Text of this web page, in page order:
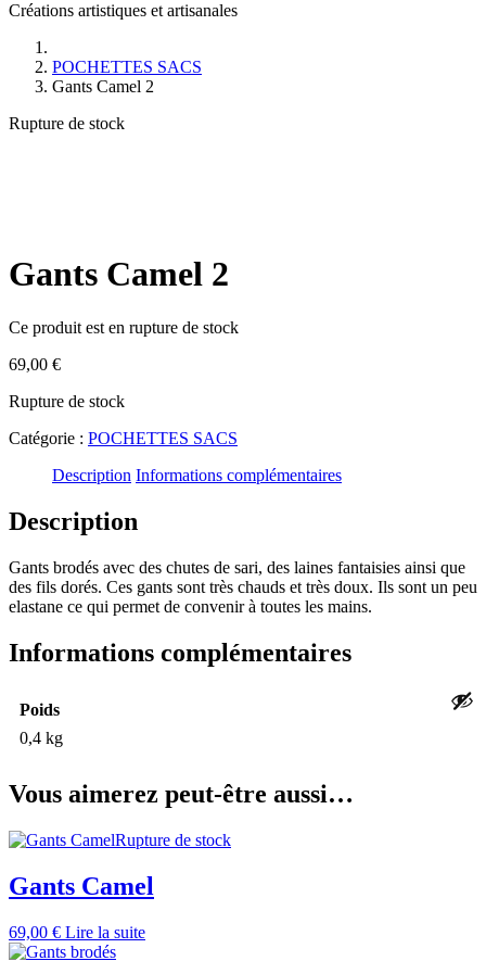
Créations artistiques et artisanales
POCHETTES SACS
Gants Camel 2
Rupture de stock
Gants Camel 2
Ce produit est en rupture de stock
69,00 €
Rupture de stock
Catégorie : POCHETTES SACS
Description Informations complémentaires
Description
Gants brodés avec des chutes de sari, des laines fantaisies ainsi que
des fils dorés. Ces gants sont très chauds et très doux. Ils sont un peu
elastane ce qui permet de convenir à toutes les mains.
Informations complémentaires
Poids
0,4 kg
Vous aimerez peut-être aussi…
Rupture de stock
Gants Camel
69,00 € Lire la suite